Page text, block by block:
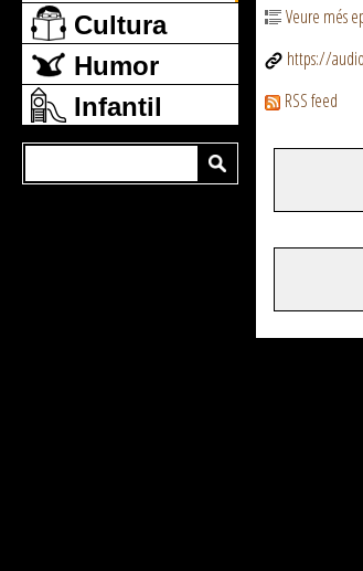
Cultura
Humor
Infantil
Veure més
https://
RSS feed